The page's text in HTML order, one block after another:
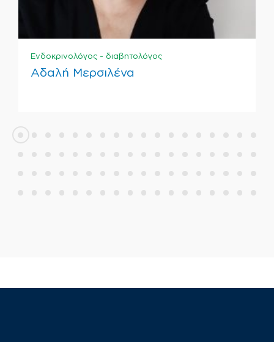
Ενδοκρινολόγος - διαβητολόγος
Αδαλή Μερσιλένα